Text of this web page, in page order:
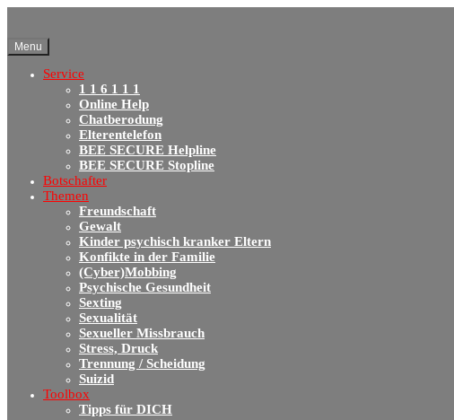
Menu
Service
1 1 6 1 1 1
Online Help
Chatberodung
Elterentelefon
BEE SECURE Helpline
BEE SECURE Stopline
Botschafter
Themen
Freundschaft
Gewalt
Kinder psychisch kranker Eltern
Konfikte in der Familie
(Cyber)Mobbing
Psychische Gesundheit
Sexting
Sexualität
Sexueller Missbrauch
Stress, Druck
Trennung / Scheidung
Suizid
Toolbox
Tipps für DICH